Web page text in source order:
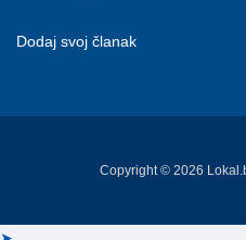
Dodaj svoj članak
Copyright © 2026